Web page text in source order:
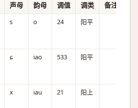
声母 韵母 调值 调类 备注
s o 24 阳平
ɕ iao 533 阳平
x iau 21 阳上